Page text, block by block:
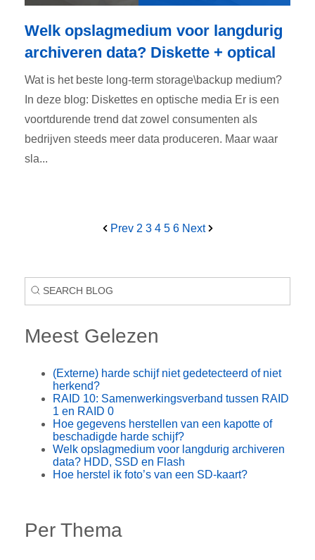
Welk opslagmedium voor langdurig
archiveren data? Diskette + optical
Wat is het beste long-term storage\backup medium?
In deze blog: Diskettes en optische media Er is een
voortdurende trend dat zowel consumenten als
bedrijven steeds meer data produceren. Maar waar
sla...
Prev 2 3 4 5 6 Next
Meest Gelezen
(Externe) harde schijf niet gedetecteerd of niet
herkend?
RAID 10: Samenwerkingsverband tussen RAID
1 en RAID 0
Hoe gegevens herstellen van een kapotte of
beschadigde harde schijf?
Welk opslagmedium voor langdurig archiveren
data? HDD, SSD en Flash
Hoe herstel ik foto’s van een SD-kaart?
Per Thema